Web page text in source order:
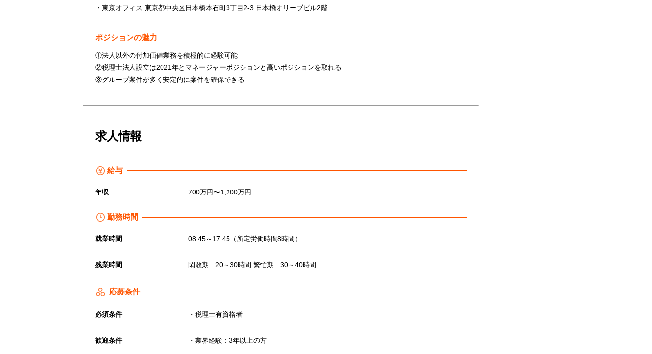
・東京オフィス 東京都中央区日本橋本石町3丁目2-3 日本橋オリーブビル2階
ポジションの魅力
①法人以外の付加価値業務を積極的に経験可能
②税理士法人設立は2021年とマネージャーポジションと高いポジションを取れる
③グループ案件が多く安定的に案件を確保できる
求人情報
給与
年収 700万円〜1,200万円
勤務時間
就業時間 08:45～17:45（所定労働時間8時間）
残業時間 閑散期：20～30時間 繁忙期：30～40時間
応募条件
必須条件 ・税理士有資格者
歓迎条件 ・業界経験：3年以上の方